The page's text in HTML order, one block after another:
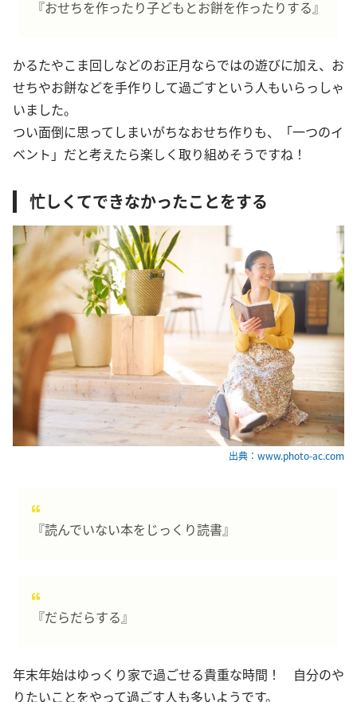
『おせちを作ったり子どもとお餅を作ったりする』
かるたやこま回しなどのお正月ならではの遊びに加え、お
せちやお餅などを手作りして過ごすという人もいらっしゃ
いました。
つい面倒に思ってしまいがちなおせち作りも、「一つのイ
ベント」だと考えたら楽しく取り組めそうですね！
忙しくてできなかったことをする
出典：www.photo-ac.com
『読んでいない本をじっくり読書』
『だらだらする』
年末年始はゆっくり家で過ごせる貴重な時間！ 自分のや
りたいことをやって過ごす人も多いようです。